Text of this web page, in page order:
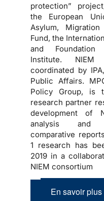
protection”
the European
Asylum,
Fund, the
and
Institute.
coordinated by
Public Affairs.
Policy Group, is
research partner
development of
analysis and
comparative
1 research has
2019 in a
NIEM consortium
En savoir plus